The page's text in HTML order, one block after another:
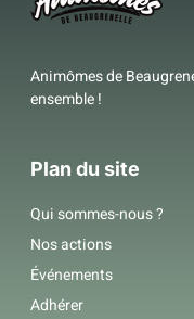
Animômes de
ensemble !
Plan du site
Qui sommes-nous ?
Nos actions
Événements
Adhérer